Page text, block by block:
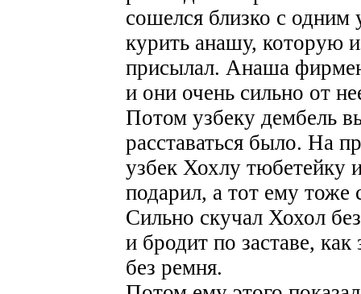
сошелся близко с одним
курить анашу, которую
присылал. Анаша
и они очень сильно от
Потом узбеку дембель
расставаться было. На
узбек Хохлу тюбетейку
подарил, а тот ему тоже
Сильно скучал Хохол
и бродит по заставе,
без ремня.